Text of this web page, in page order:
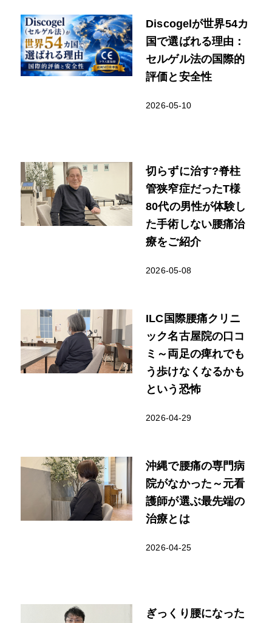
Discogelが世界54カ
国で選ばれる理由：
セルゲル法の国際的
評価と安全性
2026-05-10
切らずに治す?脊柱
管狭窄症だったT様
80代の男性が体験し
た手術しない腰痛治
療をご紹介
2026-05-08
ILC国際腰痛クリニ
ック名古屋院の口コ
ミ～両足の痺れでも
う歩けなくなるかも
という恐怖
2026-04-29
沖縄で腰痛の専門病
院がなかった～元看
護師が選ぶ最先端の
治療とは
2026-04-25
ぎっくり腰になった